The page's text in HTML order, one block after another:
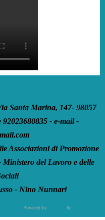
Santa Marina, 147- 98057
- e-mail -
Associazioni di Promozione
Ministero del Lavoro e delle
- Nino Nunnari
Powered by &